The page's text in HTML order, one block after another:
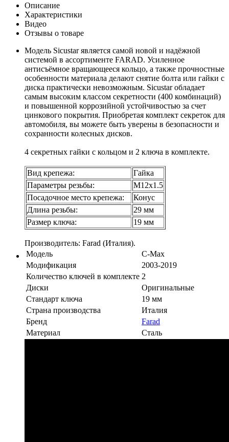
Описание
Характеристики
Видео
Отзывы о товаре
Модель Sicustar является самой новой и надёжной
системой в ассортименте FARAD. Усиленное
антисъёмное вращающееся кольцо, а также прочностные
особенности материала делают снятие болта или гайки с
диска практически невозможным. Sicustar обладает
самым высоким классом секретности (400 комбинаций)
и повышенной коррозийной устойчивостью за счет
цинкового покрытия. Приобретая комплект секреток для
автомобиля, вы можете быть уверены в безопасности и
сохранности колесных дисков.
4 секретных гайки с кольцом и 2 ключа в комплекте.
Вид крепежа:
Гайка
Параметры резьбы:
М12х1.5
Посадочное место крепежа:
Конус
Длина резьбы:
29 мм
Размер ключа:
19 мм
Производитель: Farad (Италия).
Модель
C-Max
Модификация
2003-2019
Количество ключей в комплекте 2
Диски
Оригинальные
Стандарт ключа
19 мм
Страна производства
Италия
Бренд
Farad
Материал
Сталь